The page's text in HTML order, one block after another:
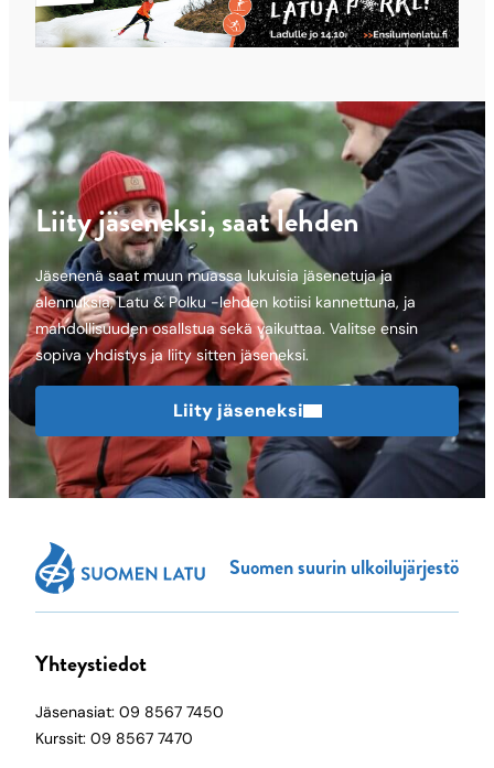
Liity jäseneksi, saat lehden
Jäsenenä saat muun muassa lukuisia jäsenetuja ja
alennuksia, Latu & Polku -lehden kotiisi kannettuna, ja
mahdollisuuden osallstua sekä vaikuttaa. Valitse ensin
sopiva yhdistys ja liity sitten jäseneksi.
Liity jäseneksi
Suomen suurin ulkoilujärjestö
Yhteystiedot
Jäsenasiat: 09 8567 7450
Kurssit: 09 8567 7470